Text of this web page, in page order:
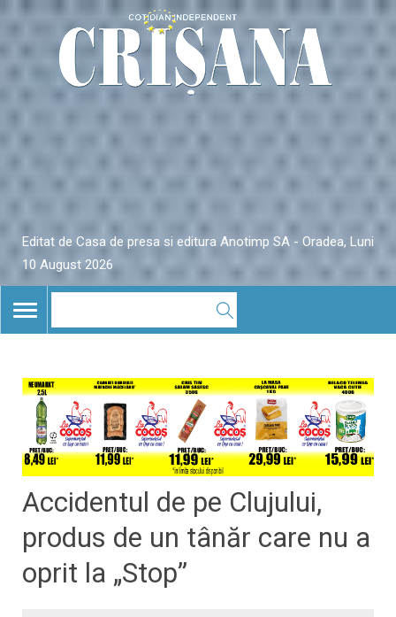
Editat de Casa de presa si editura Anotimp SA - Oradea, Luni
10 August 2026
TOGGLE
NAVIGATION
Accidentul de pe Clujului,
produs de un tânăr care nu a
oprit la „Stop”